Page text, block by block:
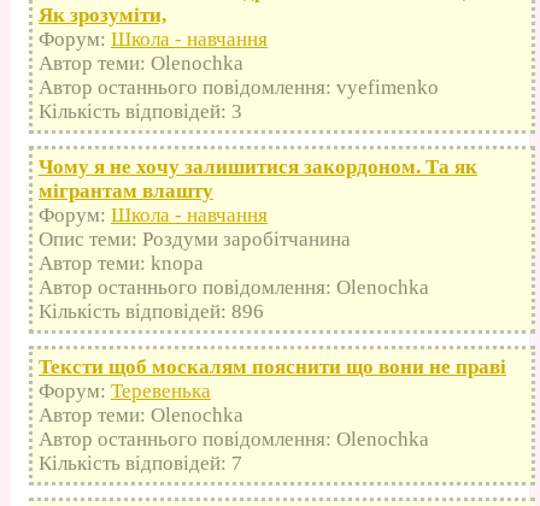
Як зрозуміти,
Форум: Школа - навчання
Автор теми: Olenochka
Автор останнього повідомлення: vyefimenko
Кількість відповідей: 3
Чому я не хочу залишитися закордоном. Та як
мігрантам влашту
Форум: Школа - навчання
Опис теми: Роздуми заробітчанина
Автор теми: knopa
Автор останнього повідомлення: Olenochka
Кількість відповідей: 896
Тексти щоб москалям пояснити що вони не праві
Форум: Теревенька
Автор теми: Olenochka
Автор останнього повідомлення: Olenochka
Кількість відповідей: 7